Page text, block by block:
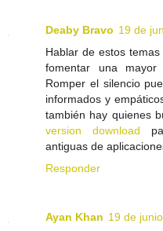
Deaby Bravo 19 de
Hablar de estos
fomentar una mayor
Romper el silencio
informados y
también hay quienes
version download
antiguas de
Responder
Ayan Khan 19 de